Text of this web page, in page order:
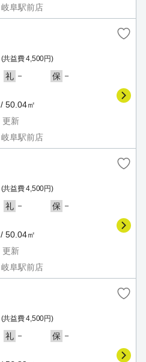
阜駅前店
(共益費 4,500円)
礼 － 保 －
50.04㎡
更新
阜駅前店
(共益費 4,500円)
礼 － 保 －
50.04㎡
更新
阜駅前店
(共益費 4,500円)
礼 － 保 －